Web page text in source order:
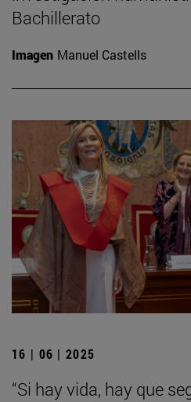
Bachillerato
Imagen Manuel Castells
16 | 06 | 2025
“Si hay vida, hay que